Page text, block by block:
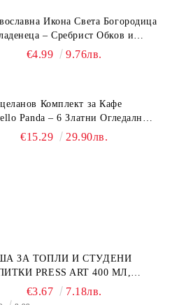
Икона Света Богородица
– Сребрист Обков и
(23.5х19 см, 6 Модела)
€4.99 9.76лв.
Комплект за Кафе
Panda – 6 Златни Огледални
с Анаморфно Отражение и
€15.29 29.90лв.
ЗА ТОПЛИ И СТУДЕНИ
PRESS ART 400 МЛ,
СТЪКЛО
€3.67 7.18лв.